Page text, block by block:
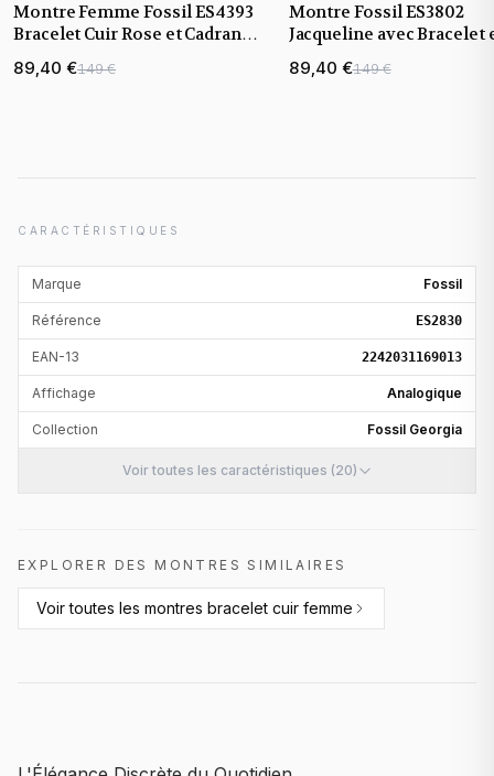
Montre Femme Fossil ES4393
Bracelet Cuir Rose et Cadran
Brillant
89,40 €149 €
Montre Fossil ES3802
Jacqueline avec Bracelet
Cuir Beige
89,40 €149 €
CARACTÉRISTIQUES
Marque Fossil
Référence ES2830
EAN-13 2242031169013
Affichage Analogique
Collection Fossil Georgia
Voir toutes les caractéristiques (20)
EXPLORER DES MONTRES SIMILAIRES
Voir toutes les montres bracelet cuir femme